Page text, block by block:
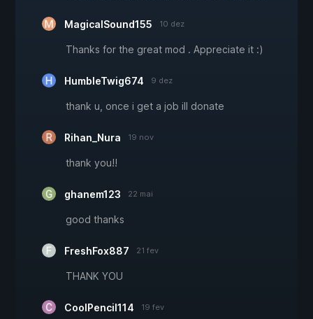
MagicalSound155 10 dez
Thanks for the great mod . Appreciate it :)
HumbleTwig674 9 dez
thank u, once i get a job ill donate
Rihan_Nura 19 nov
thank you!!
ghanem123 22 mai
good thanks
FreshFox887 21 fev
THANK YOU
CoolPencil114 19 fev